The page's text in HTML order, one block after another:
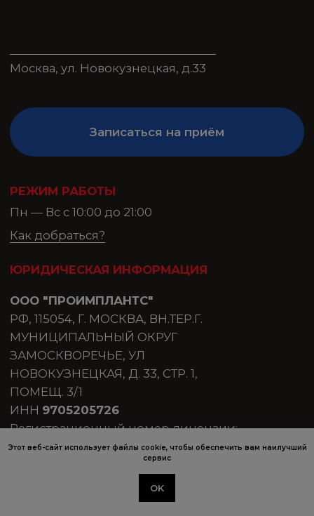
Этот веб-сайт использует файлы cookie, чтобы обеспечить вам наилучший
сервис
OK